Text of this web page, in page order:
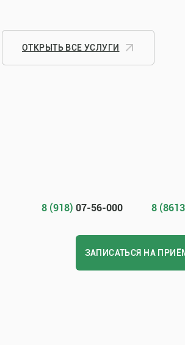
ОТКРЫТЬ ВСЕ УСЛУГИ
8 (918) 07-56-000 8
ЗАПИСАТЬСЯ НА